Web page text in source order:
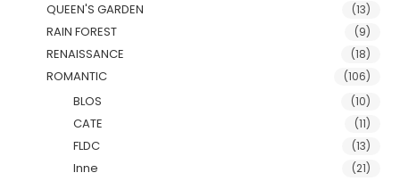
QUEEN'S GARDEN (13)
RAIN FOREST (9)
RENAISSANCE (18)
ROMANTIC (106)
BLOS (10)
CATE (11)
FLDC (13)
Inne (21)